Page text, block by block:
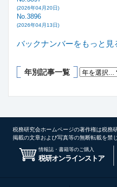
(2026年04月20日)
No.3896
(2026年04月13日)
バックナンバーをもっと見
年別記事一覧
税務研究会ホームページの著作権は税務
掲載の文章および写真等の無断転載を禁
情報誌・書籍等のご購入
税研オンラインストア